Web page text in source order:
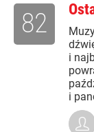
i
i
82